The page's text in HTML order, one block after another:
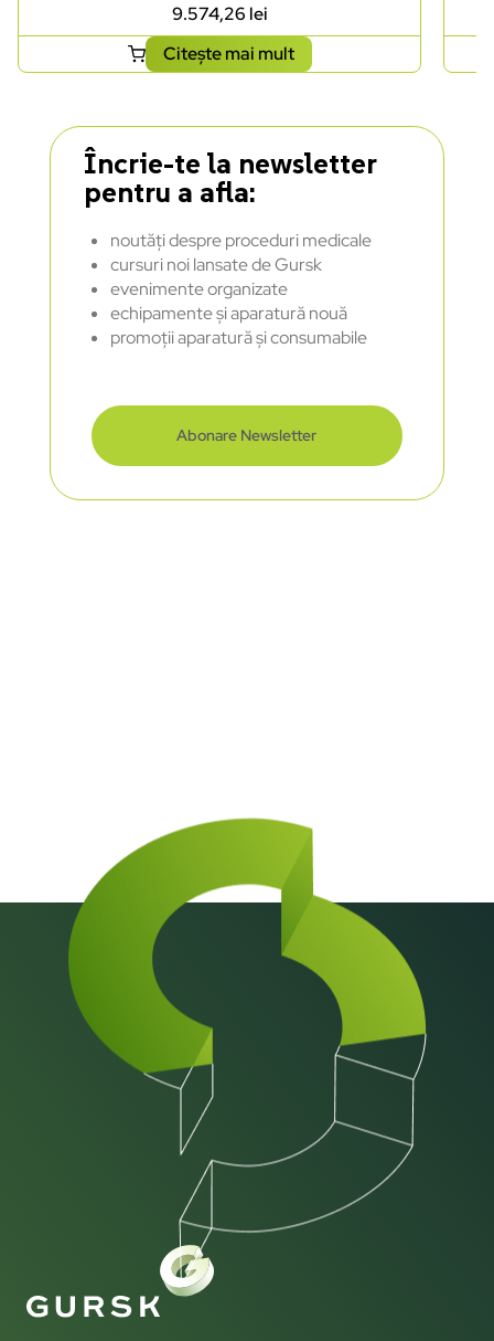
9.574,26 lei
Citește mai mult
Încrie-te la newsletter
pentru a afla:
noutăți despre proceduri medicale
cursuri noi lansate de Gursk
evenimente organizate
echipamente și aparatură nouă
promoții aparatură și consumabile
Abonare Newsletter